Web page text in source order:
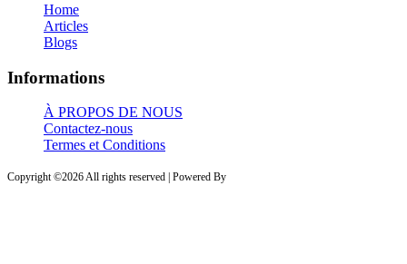
Home
Articles
Blogs
Informations
À PROPOS DE NOUS
Contactez-nous
Termes et Conditions
Copyright ©2026 All rights reserved | Powered By